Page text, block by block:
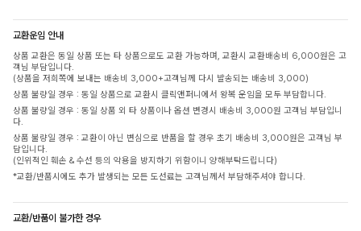
교환운임 안내
상품 교환은 동일 상품 또는 타 상품으로도 교환 가능하며, 교환시 교환배송비 6,000원은 고
객님 부담입니다.
(상품을 저희쪽에 보내는 배송비 3,000+고객님께 다시 발송되는 배송비 3,000)
상품 불량일 경우 : 동일 상품으로 교환시 클릭앤퍼니에서 왕복 운임을 모두 부담합니다.
상품 불량일 경우 : 동일 상품 외 타 상품이나 옵션 변경시 배송비 3,000원 고객님 부담입니
다.
상품 불량일 경우 : 교환이 아닌 변심으로 반품을 할 경우 초기 배송비 3,000원은 고객님 부
담입니다.
(인위적인 훼손 & 수선 등의 악용을 방지하기 위함이니 양해부탁드립니다)
*교환/반품시에도 추가 발생되는 모든 도선료는 고객님께서 부담해주셔야 합니다.
교환/반품이 불가한 경우